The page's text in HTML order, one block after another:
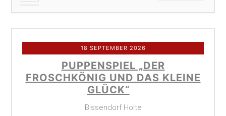
18 SEPTEMBER 2026
PUPPENSPIEL „DER
FROSCHKÖNIG UND DAS KLEINE
GLÜCK“
Bissendorf Holte